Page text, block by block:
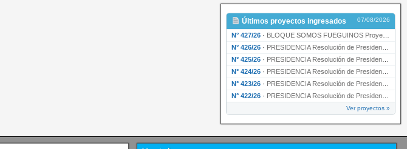
Últimos proyectos ingresados 07/08/2026
N° 427/26 · BLOQUE SOMOS FUEGUINOS Proyecto de Declaración declarando de interés provincial PRESIDENCI…
N° 426/26 · PRESIDENCIA Resolución de Presidencia N° 216/26 declarando de interés provincial la labor …
N° 425/26 · PRESIDENCIA Resolución de Presidencia N° 212/26 declarando de interés provincial el “50° A…
N° 424/26 · PRESIDENCIA Resolución de Presidencia Nº 210/26 declarando de interés provincial el proyec…
N° 423/26 · PRESIDENCIA Resolución de Presidencia Nº 209/26 declarando de interés provincial la presen…
N° 422/26 · PRESIDENCIA Resolución de Presidencia N° 200/26 para su ratificación.
Ver proyectos »